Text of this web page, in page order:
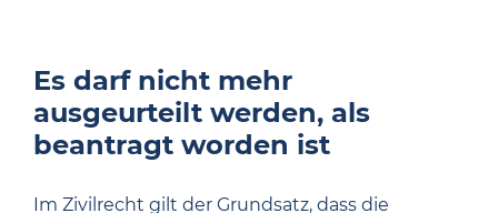
Es darf nicht mehr
ausgeurteilt werden, als
beantragt worden ist
Im Zivilrecht gilt der Grundsatz, dass die